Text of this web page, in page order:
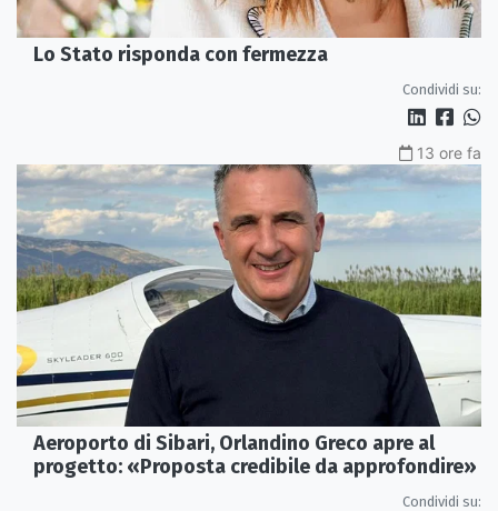
Lo Stato risponda con fermezza
Condividi su:
13 ore fa
Aeroporto di Sibari, Orlandino Greco apre al
progetto: «Proposta credibile da approfondire»
Condividi su: